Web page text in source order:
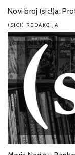
Novi broj (sic!)a:
(SIC!) REDAKCIJA